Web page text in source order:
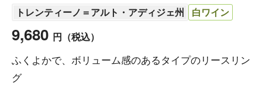
トレンティーノ＝アルト・アディジェ州 白ワイン
9,680 円 （税込）
ふくよかで、ボリューム感のあるタイプのリースリン
グ